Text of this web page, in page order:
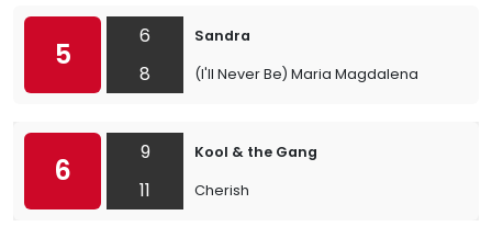
5
6
8
Sandra
(I'll Never Be) Maria Magdalena
6
9
11
Kool & the Gang
Cherish